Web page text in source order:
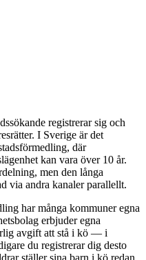
registrerar sig och
I Sverige är det
där
kan vara över 10 år.
men den långa
via andra kanaler parallellt.
har många kommuner egna
erbjuder egna
avgift att stå i kö — i
du registrerar dig desto
ställer sina barn i kö redan